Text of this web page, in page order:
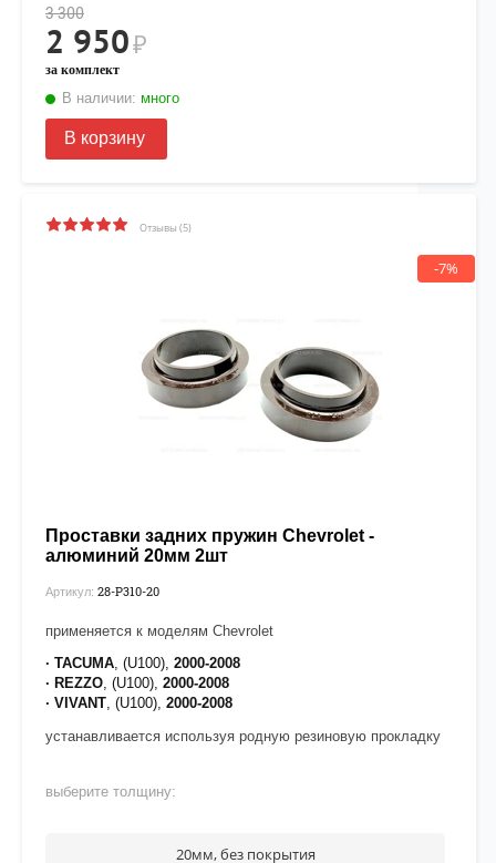
3 300
2 950₽
за комплект
В наличии: много
В корзину
Отзывы (5)
-7%
Проставки задних пружин Chevrolet -
алюминий 20мм 2шт
Артикул: 28-P310-20
применяется к моделям Chevrolet
· TACUMA , (U100), 2000-2008
· REZZO (U100), 2000-2008
· VIVANT , (U100), 2000-2008
устанавливается используя родную резиновую прокладку
выберите толщину:
20мм, без покрытия